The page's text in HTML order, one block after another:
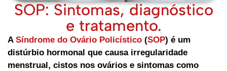
SOP: Sintomas, diagnóstico
e tratamento.
A Síndrome do Ovário Policístico (SOP) é um
distúrbio hormonal que causa irregularidade
menstrual, cistos nos ovários e sintomas como